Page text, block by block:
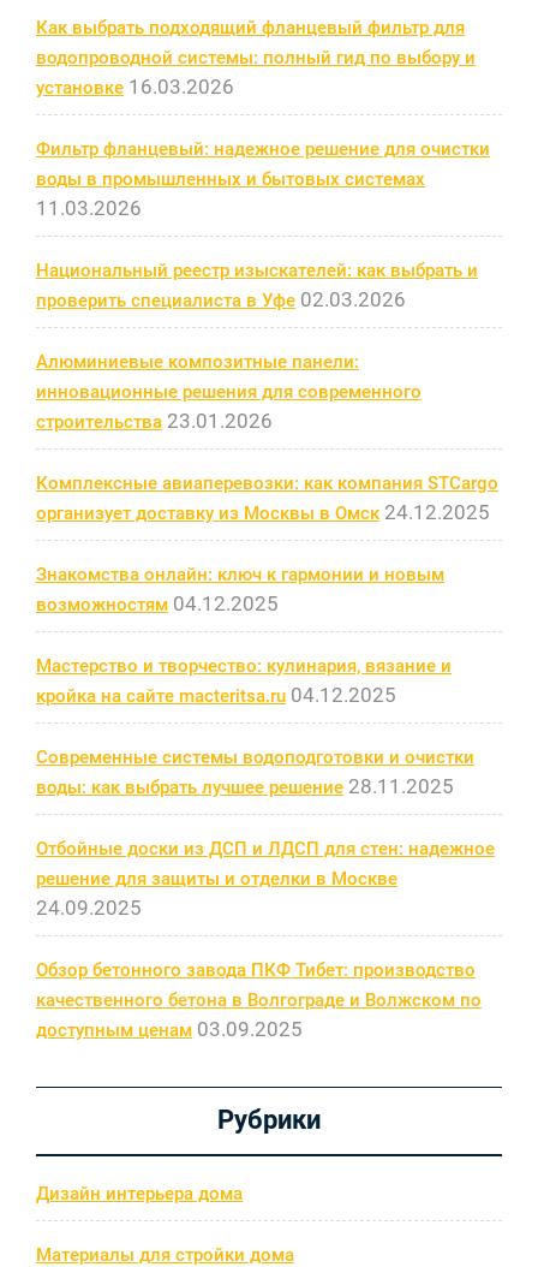
Как выбрать подходящий фланцевый фильтр для
водопроводной системы: полный гид по выбору и
установке 16.03.2026
Фильтр фланцевый: надежное решение для очистки
воды в промышленных и бытовых системах
11.03.2026
Национальный реестр изыскателей: как выбрать и
проверить специалиста в Уфе 02.03.2026
Алюминиевые композитные панели:
инновационные решения для современного
строительства 23.01.2026
Комплексные авиаперевозки: как компания STCargo
организует доставку из Москвы в Омск 24.12.2025
Знакомства онлайн: ключ к гармонии и новым
возможностям 04.12.2025
Мастерство и творчество: кулинария, вязание и
кройка на сайте macteritsa.ru 04.12.2025
Современные системы водоподготовки и очистки
воды: как выбрать лучшее решение 28.11.2025
Отбойные доски из ДСП и ЛДСП для стен: надежное
решение для защиты и отделки в Москве
24.09.2025
Обзор бетонного завода ПКФ Тибет: производство
качественного бетона в Волгограде и Волжском по
доступным ценам 03.09.2025
Рубрики
Дизайн интерьера дома
Материалы для стройки дома